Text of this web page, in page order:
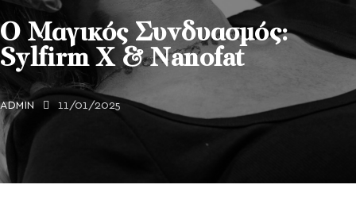
Ο Μαγικός Συνδυασμός:
Sylfirm X & Nanofat
ADMIN 11/01/2025